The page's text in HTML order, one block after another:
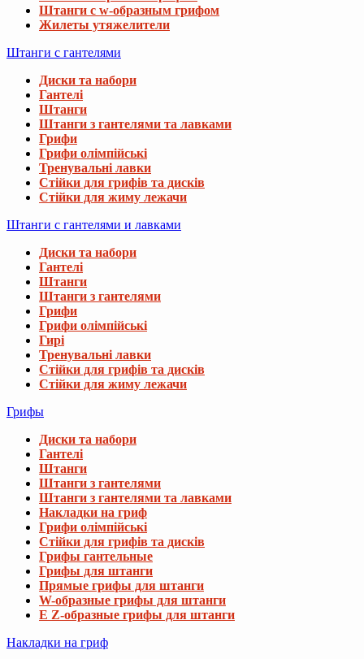
Штанги с w-образным грифом
Жилеты утяжелители
Штанги с гантелями
Диски та набори
Гантелі
Штанги
Штанги з гантелями та лавками
Грифи
Грифи олімпійські
Тренувальні лавки
Стійки для грифів та дисків
Стійки для жиму лежачи
Штанги с гантелями и лавками
Диски та набори
Гантелі
Штанги
Штанги з гантелями
Грифи
Грифи олімпійські
Гирі
Тренувальні лавки
Стійки для грифів та дисків
Стійки для жиму лежачи
Грифы
Диски та набори
Гантелі
Штанги
Штанги з гантелями
Штанги з гантелями та лавками
Накладки на гриф
Грифи олімпійські
Стійки для грифів та дисків
Грифы гантельные
Грифы для штанги
Прямые грифы для штанги
W-образные грифы для штанги
E Z-образные грифы для штанги
Накладки на гриф